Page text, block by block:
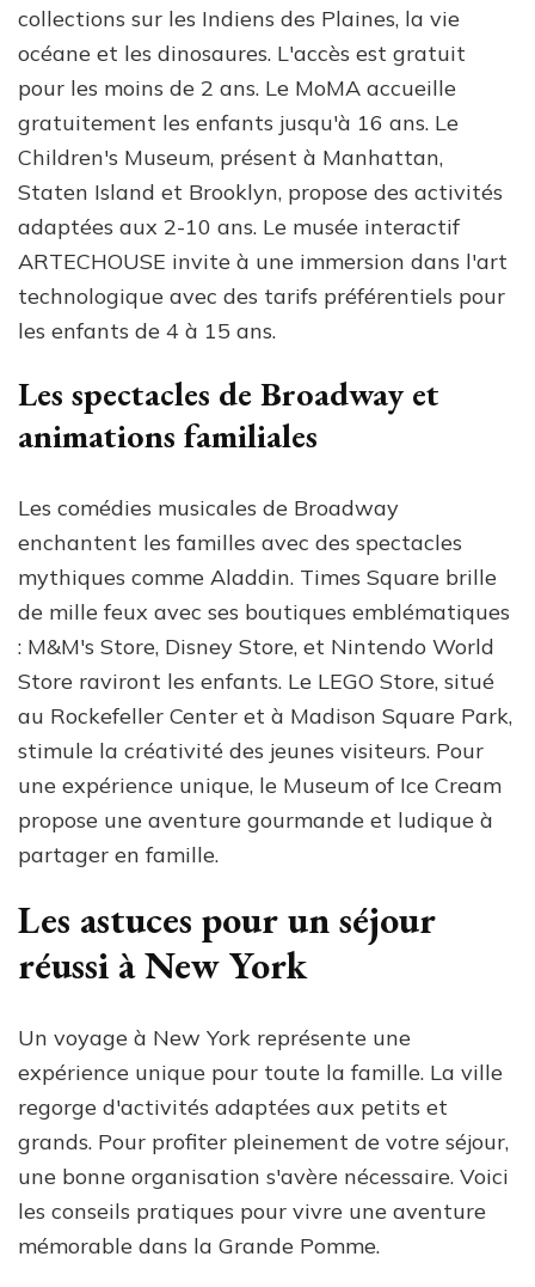
collections sur les Indiens des Plaines, la vie
océane et les dinosaures. L'accès est gratuit
pour les moins de 2 ans. Le MoMA accueille
gratuitement les enfants jusqu'à 16 ans. Le
Children's Museum, présent à Manhattan,
Staten Island et Brooklyn, propose des activités
adaptées aux 2-10 ans. Le musée interactif
ARTECHOUSE invite à une immersion dans l'art
technologique avec des tarifs préférentiels pour
les enfants de 4 à 15 ans.
Les spectacles de Broadway et
animations familiales
Les comédies musicales de Broadway
enchantent les familles avec des spectacles
mythiques comme Aladdin. Times Square brille
de mille feux avec ses boutiques emblématiques
: M&M's Store, Disney Store, et Nintendo World
Store raviront les enfants. Le LEGO Store, situé
au Rockefeller Center et à Madison Square Park,
stimule la créativité des jeunes visiteurs. Pour
une expérience unique, le Museum of Ice Cream
propose une aventure gourmande et ludique à
partager en famille.
Les astuces pour un séjour
réussi à New York
Un voyage à New York représente une
expérience unique pour toute la famille. La ville
regorge d'activités adaptées aux petits et
grands. Pour profiter pleinement de votre séjour,
une bonne organisation s'avère nécessaire. Voici
les conseils pratiques pour vivre une aventure
mémorable dans la Grande Pomme.